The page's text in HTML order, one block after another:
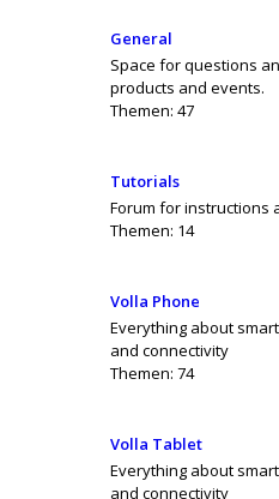
General
Space for questions
products and events.
Themen: 47
Tutorials
Forum for instructions
Themen: 14
Volla Phone
Everything about
and connectivity
Themen: 74
Volla Tablet
Everything about
and connectivity